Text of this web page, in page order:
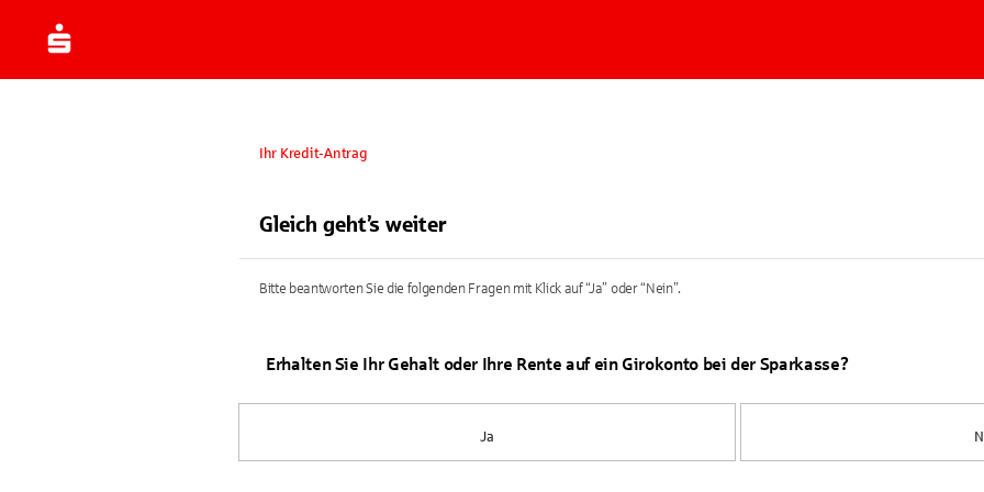
Ihr Kredit-Antrag
Gleich geht’s weiter
Bitte beantworten Sie die folgenden Fragen mit Klick auf “Ja” oder “Nein”.
Erhalten Sie Ihr Gehalt oder Ihre Rente auf ein Girokonto bei der Sparkasse?
Ja